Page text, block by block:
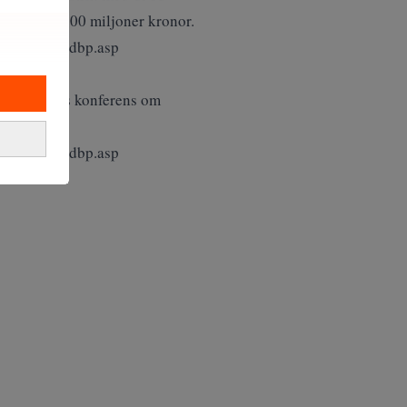
500 miljoner kronor.
Förlags konferens om